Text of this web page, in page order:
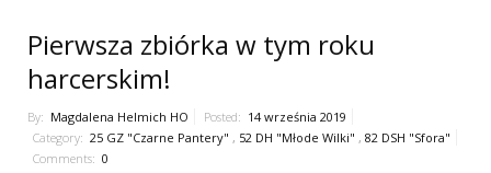
Pierwsza zbiórka w tym roku
harcerskim!
By: Magdalena Helmich HO Posted: 14 września 2019
Category: 25 GZ "Czarne Pantery" , 52 DH "Młode Wilki" , 82 DSH "Sfora"
Comments: 0